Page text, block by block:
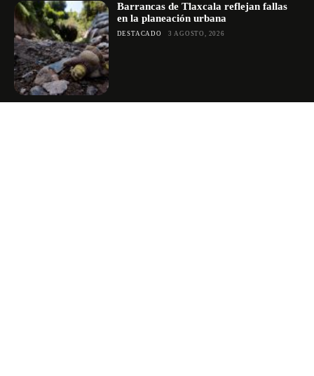
Barrancas de Tlaxcala reflejan fallas
en la planeación urbana
DESTACADO 3 AGOSTO, 2026